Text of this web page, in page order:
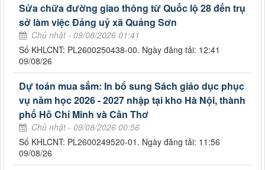
Sửa chữa đường giao thông từ Quốc lộ 28 đến trụ
sở làm việc Đảng uỷ xã Quảng Sơn
Chủ nhật - 09/08/2026 01:41
Số KHLCNT: PL2600250438-00. Ngày đăng tải: 12:41
09/08/26
Dự toán mua sắm: In bổ sung Sách giáo dục phục
vụ năm học 2026 - 2027 nhập tại kho Hà Nội, thành
phố Hồ Chí Minh và Cần Thơ
Chủ nhật - 09/08/2026 00:56
Số KHLCNT: PL2600249520-01. Ngày đăng tải: 11:56
09/08/26